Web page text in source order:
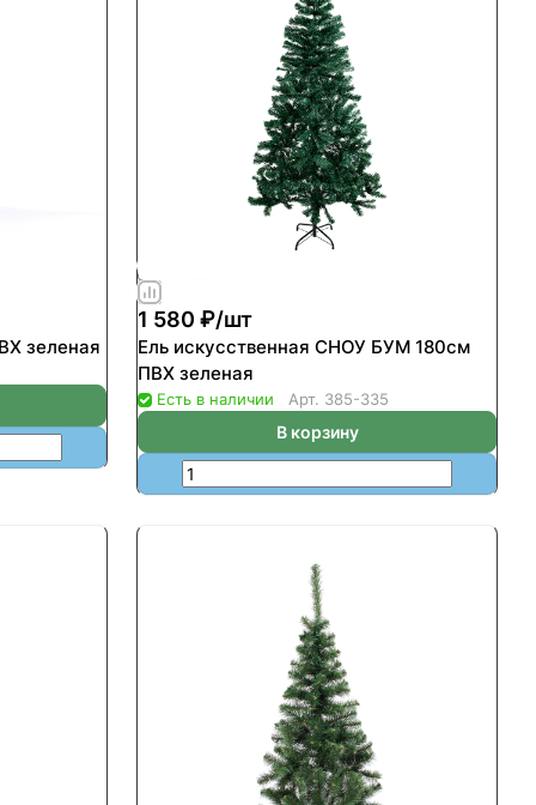
зеленая
1 580 ₽/шт
Ель искусственная СНОУ БУМ 180см
ПВХ зеленая
Есть в наличии Арт. 385-335
В корзину